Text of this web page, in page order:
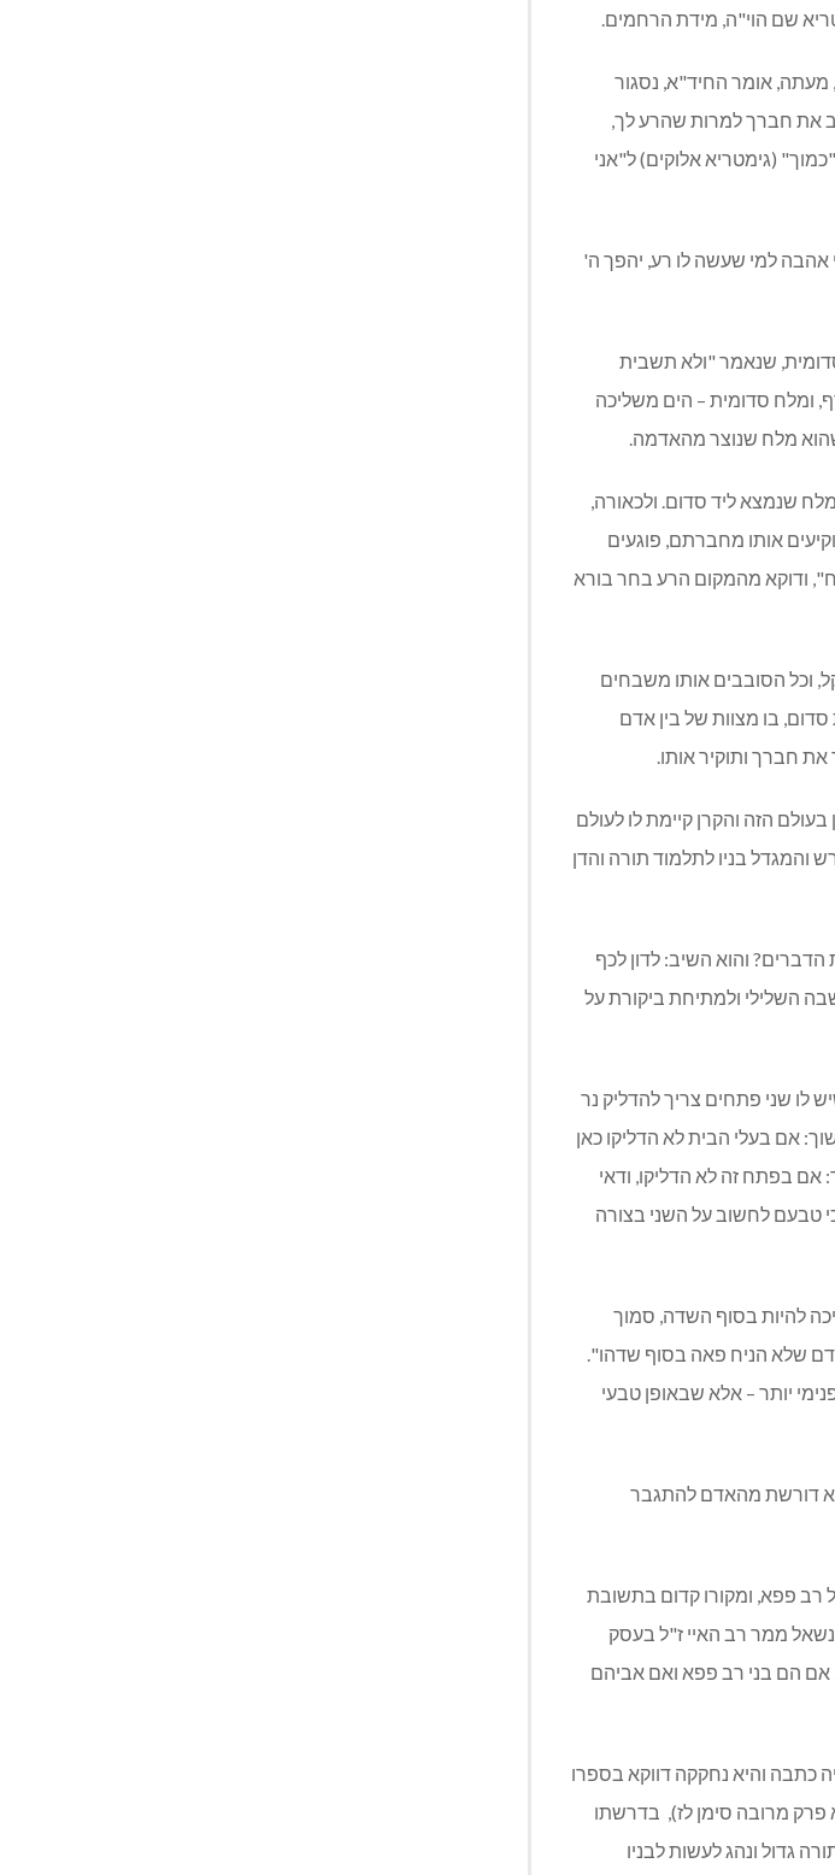
ידוע ששם "אלוקים" זה מידת הדין גימטריא – 86, ומילת "כמוך" גם כן 86, מעתה, אומר החיד"א, נסגור
את חברך למרות שהרע לך,
(גימטריא אלוקים) ל"אני
אהבה למי שעשה לו רע, יהפך ה'
שנאמר "ולא תשבית
ומלח סדומית – הים משליכה
מלח שנוצר מהאדמה.
שנמצא ליד סדום. ולכאורה,
אותו מחברתם, פוגעים
ודוקא מהמקום הרע בחר בורא
וכל הסובבים אותו משבחים
בו מצוות של בין אדם
חברך ותוקיר אותו.
הזה והקרן קיימת לו לעולם
והמגדל בניו לתלמוד תורה והדן
והוא השיב: לדון לכף
השלילי ולמתיחת ביקורת על
שני פתחים צריך להדליק נר
אם בעלי הבית לא הדליקו כאן
אם בפתח זה לא הדליקו, ודאי
טבעם לחשוב על השני בצורה
להיות בסוף השדה, סמוך
שלא הניח פאה בסוף שדהו".
יותר – אלא שבאופן טבעי
דורשת מהאדם להתגבר
רב פפא, ומקורו קדום בתשובת
ממר רב האיי ז"ל בעסק
אם הם בני רב פפא ואם אביהם
כתבה והיא נחקקה דווקא בספרו
מרובה סימן לז), בדרשתו
גדול ונהג לעשות לבניו